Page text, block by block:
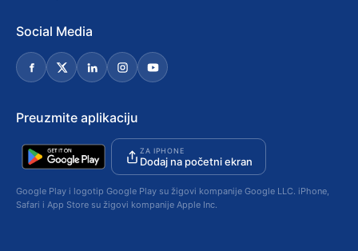
Social Media
Preuzmite aplikaciju
ZA IPHONE
Dodaj na početni ekran
Google Play i logotip Google Play su žigovi kompanije Google LLC. iPhone,
Safari i App Store su žigovi kompanije Apple Inc.